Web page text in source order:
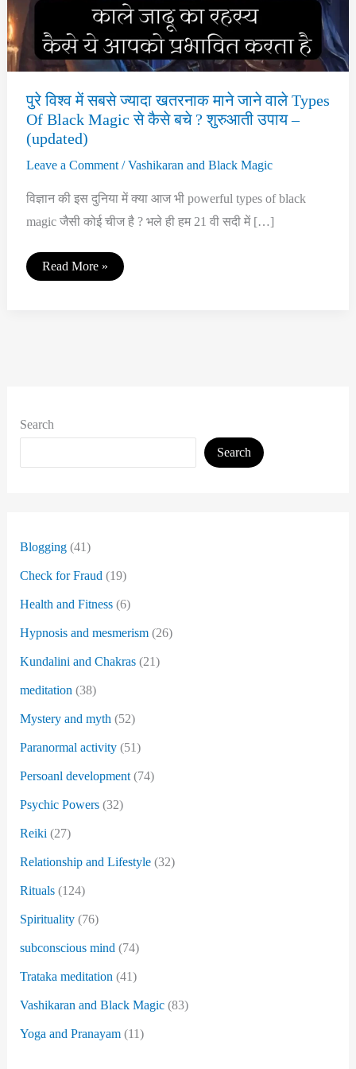
पुरे विश्व में सबसे ज्यादा खतरनाक माने जाने वाले Types
Of Black Magic से कैसे बचे ? शुरुआती उपाय –
(updated)
Leave a Comment /Vashikaran and Black Magic
विज्ञान की इस दुनिया में क्या आज भी powerful types of black
magic जैसी कोई चीज है ? भले ही हम 21 वी सदी में […]
पुरे
विश्व
Magic
से
?
Read More »
Search
Search
Blogging(41)
Check for Fraud (19)
Health and Fitness(6)
Hypnosis and mesmerism(26)
Kundalini and Chakras(21)
meditation (38)
Mystery and myth (52)
Paranormal activity(51)
Persoanl development(74)
Psychic Powers(32)
Reiki (27)
Relationship and Lifestyle(32)
Rituals(124)
Spirituality(76)
subconscious mind (74)
Trataka meditation (41)
Vashikaran and Black Magic(83)
Yoga and Pranayam(11)